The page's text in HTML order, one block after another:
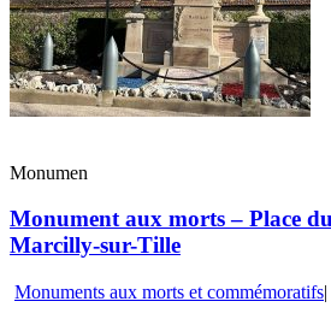
Monumen
Monument aux morts – Place
Marcilly-sur-Tille
Monuments aux morts et commémoratifs|